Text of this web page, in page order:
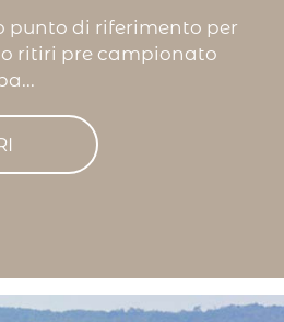
punto di riferimento per
ritiri pre campionato